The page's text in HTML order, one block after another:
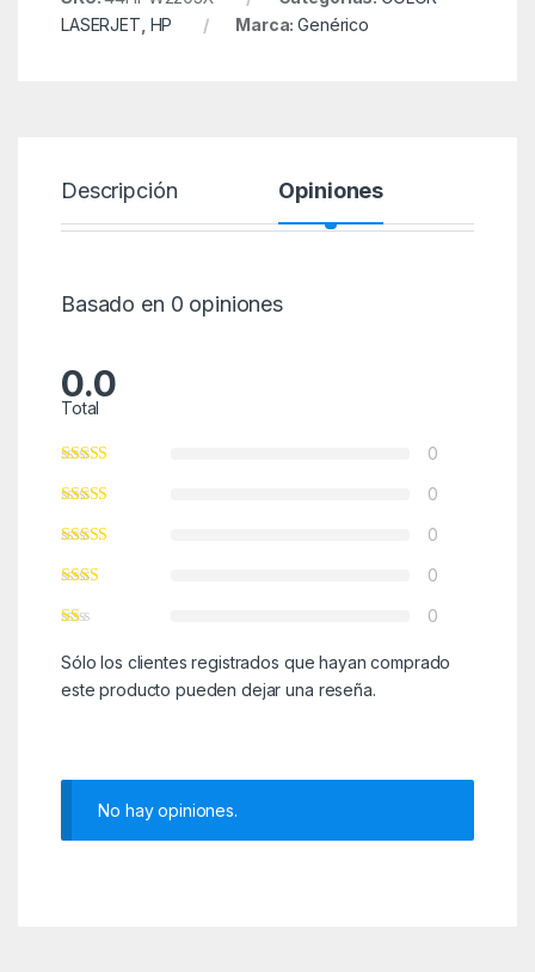
LASERJET HP Marca:Genérico
Descripción Opiniones
Basado en 0 opiniones
0.0
Total
0
0
0
0
0
Sólo los clientes registrados que hayan comprado
este producto pueden dejar una reseña.
No hay opiniones.